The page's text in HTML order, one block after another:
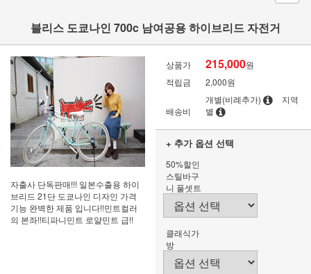
블리스 도쿄나인 700c 남여공용 하이브리드 자전거
자출사 단독판매!!! 일본수출용 하이
브리드 21단 도쿄나인 디자인 가격
기능 완벽한 제품 입니다!!민트컬러
의 본좌!!티파니민트 로얄민트 급!!
상품가 215,000원
적립금
2,000원
배송비
개별(비례추가)
지역
별
+ 추가 옵션 선택
50%할인
스틸바구
니 풀셋트
클래식가
방